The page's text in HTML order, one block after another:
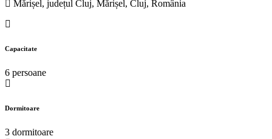
Mărișel, județul Cluj, Mărișel, Cluj, România
Capacitate
6 persoane
Dormitoare
3 dormitoare